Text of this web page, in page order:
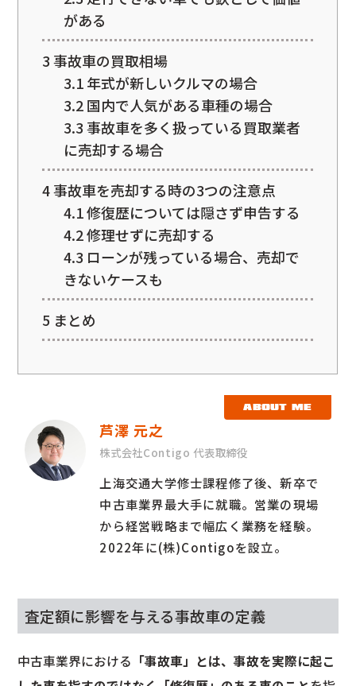
がある
3事故車の買取相場
3.1年式が新しいクルマの場合
3.2国内で人気がある車種の場合
3.3事故車を多く扱っている買取業者
に売却する場合
4事故車を売却する時の3つの注意点
4.1修復歴については隠さず申告する
4.2修理せずに売却する
4.3 ローンが残っている場合、売却で
きないケースも
5 まとめ
ABOUT ME
芦澤 元之
株式会社Contigo 代表取締役
上海交通大学修士課程修了後、新卒で
中古車業界最大手に就職。営業の現場
から経営戦略まで幅広く業務を経験。
2022年に(株)Contigoを設立。
査定額に影響を与える事故車の定義
中古車業界における 「事故車」とは、事故を実際に起こ